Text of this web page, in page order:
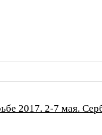
2017. 2-7 мая.